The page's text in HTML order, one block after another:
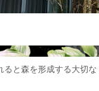
ると森を形成する大切な